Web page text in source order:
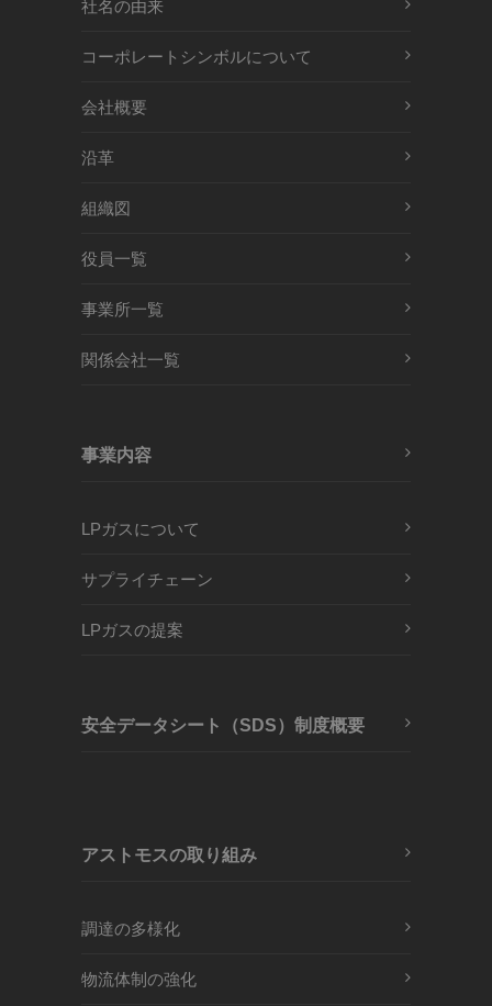
社名の由来
コーポレートシンボルについて
会社概要
沿革
組織図
役員一覧
事業所一覧
関係会社一覧
事業内容
LPガスについて
サプライチェーン
LPガスの提案
安全データシート（SDS）制度概要
アストモスの取り組み
調達の多様化
物流体制の強化